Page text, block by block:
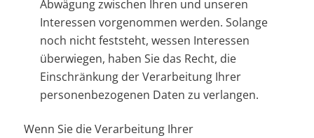
Abwägung zwischen Ihren und unseren
Interessen vorgenommen werden. Solange
noch nicht feststeht, wessen Interessen
überwiegen, haben Sie das Recht, die
Einschränkung der Verarbeitung Ihrer
personenbezogenen Daten zu verlangen.
Wenn Sie die Verarbeitung Ihrer